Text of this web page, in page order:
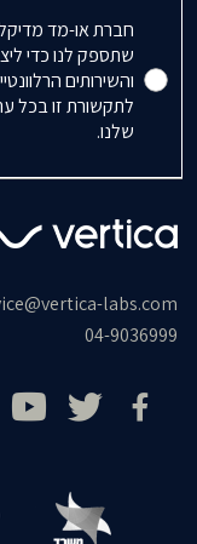
Accepts Marketing
חברת או-מד
שתספק לנו כדי
והשירותים
לתקשורת זו בכל
שלנו.
labs.com
04-9036999